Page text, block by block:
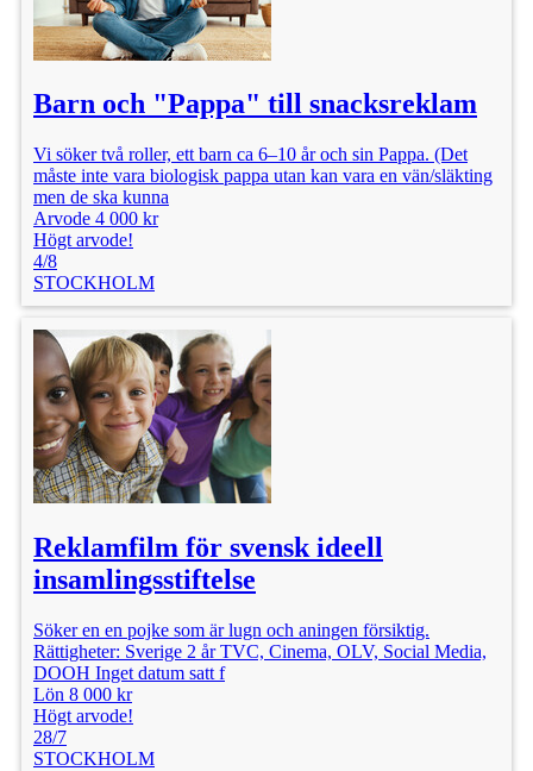
Barn och "Pappa" till snacksreklam
Vi söker två roller, ett barn ca 6–10 år och sin Pappa. (Det
måste inte vara biologisk pappa utan kan vara en vän/släkting
men de ska kunna
Arvode 4 000 kr
Högt arvode!
4/8
STOCKHOLM
Reklamfilm för svensk ideell
insamlingsstiftelse
Söker en en pojke som är lugn och aningen försiktig.
Rättigheter: Sverige 2 år TVC, Cinema, OLV, Social Media,
DOOH Inget datum satt f
Lön 8 000 kr
Högt arvode!
28/7
STOCKHOLM